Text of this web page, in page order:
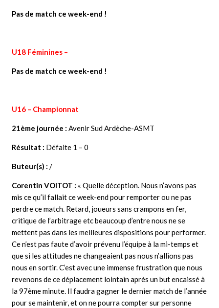
Pas de match ce week-end !
U18 Féminines –
Pas de match ce week-end !
U16 – Championnat
21ème journée : Avenir Sud Ardèche-ASMT
Résultat : Défaite 1 – 0
Buteur(s) : /
Corentin VOITOT : « Quelle déception. Nous n’avons pas
mis ce qu’il fallait ce week-end pour remporter ou ne pas
perdre ce match. Retard, joueurs sans crampons en fer,
critique de l’arbitrage etc beaucoup d’entre nous ne se
mettent pas dans les meilleures dispositions pour performer.
Ce n’est pas faute d’avoir prévenu l’équipe à la mi-temps et
que si les attitudes ne changeaient pas nous n’allions pas
nous en sortir. C’est avec une immense frustration que nous
revenons de ce déplacement lointain après un but encaissé à
la 97ème minute. Il faudra gagner le dernier match de l’année
pour se maintenir, et on ne pourra compter sur personne